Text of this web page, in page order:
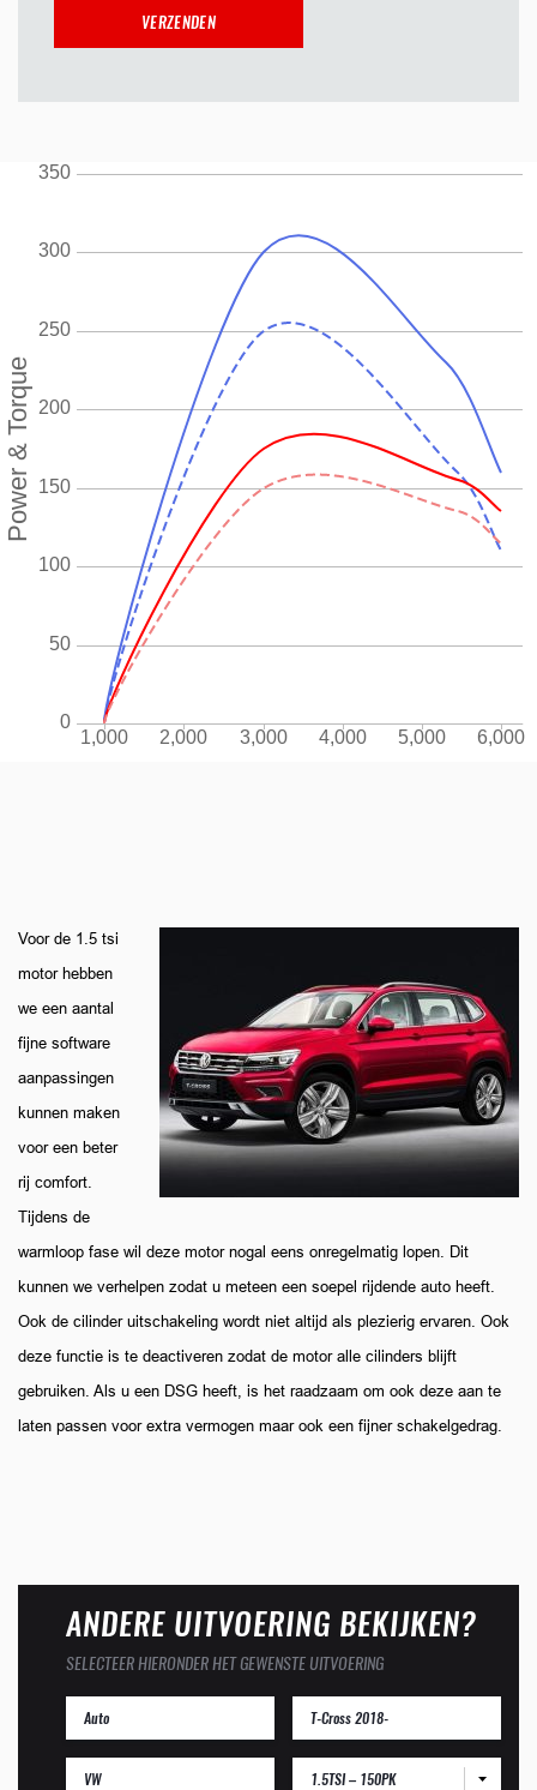
Voor de 1.5 tsi
motor hebben
we een aantal
fijne software
aanpassingen
kunnen maken
voor een beter
rij comfort.
Tijdens de
warmloop fase wil deze motor nogal eens onregelmatig lopen. Dit
kunnen we verhelpen zodat u meteen een soepel rijdende auto heeft.
Ook de cilinder uitschakeling wordt niet altijd als plezierig ervaren. Ook
deze functie is te deactiveren zodat de motor alle cilinders blijft
gebruiken. Als u een DSG heeft, is het raadzaam om ook deze aan te
laten passen voor extra vermogen maar ook een fijner schakelgedrag.
ANDERE UITVOERING BEKIJKEN?
SELECTEER HIERONDER HET GEWENSTE UITVOERING
1.5TSI – 150PK